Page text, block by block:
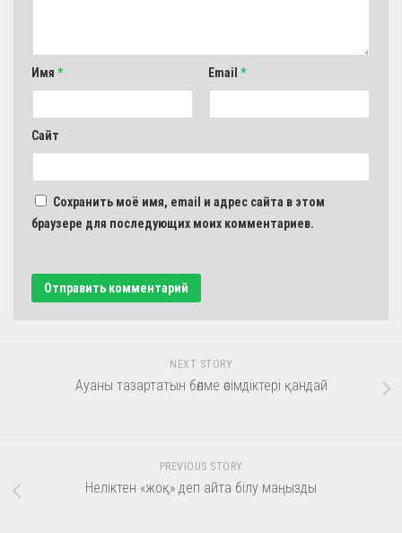
Имя * Email *
Сайт
Сохранить моё имя, email и адрес сайта в этом
браузере для последующих моих комментариев.
NEXT STORY
Ауаны тазартатын бөлме өсімдіктері қандай
PREVIOUS STORY
Неліктен «жоқ» деп айта білу маңызды